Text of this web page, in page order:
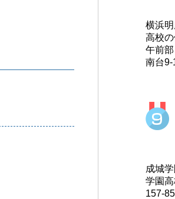
横浜
高校
午前
南台9-
成城
学園
157-